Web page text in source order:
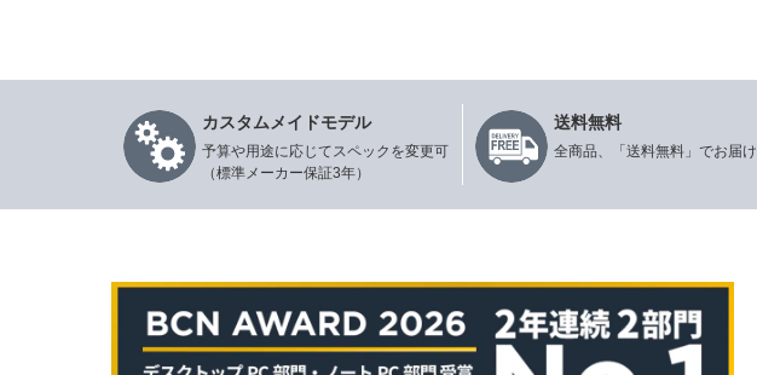
カスタムメイドモデル
予算や用途に応じてスペックを変更可
（標準メーカー保証3年）
送料無料
全商品、「送料無料」でお届け